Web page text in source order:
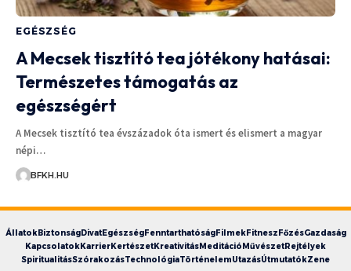
EGÉSZSÉG
A Mecsek tisztító tea jótékony hatásai:
Természetes támogatás az
egészségért
A Mecsek tisztító tea évszázadok óta ismert és elismert a magyar
népi…
BFKH.HU
ÁllatokBiztonságDivatEgészségFenntarthatóságFilmekFitneszFőzésGazdaság
KapcsolatokKarrierKertészetKreativitásMeditációMűvészetRejtélyek
SpiritualitásSzórakozásTechnológiaTörténelemUtazásÚtmutatókZene